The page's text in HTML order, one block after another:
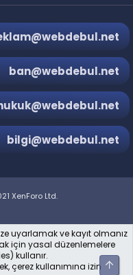
ban@webdebul.net
bilgi@webdebul.net
XenForo Ltd.
uyarlamak ve kayıt olmanız
için yasal düzenlemelere
kullanır.
çerez kullanımına izin
Üst